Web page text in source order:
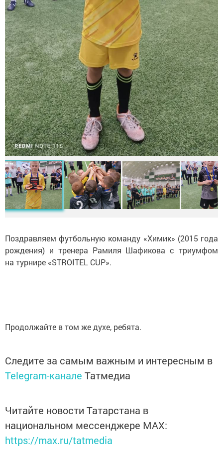
Поздравляем футбольную команду «Химик» (2015 года
рождения) и тренера Рамиля Шафикова с триумфом
на турнире «STROITEL CUP».
Продолжайте в том же духе, ребята.
Следите за самым важным и интересным в
Telegram-канале Татмедиа
Читайте новости Татарстана в
национальном мессенджере MАХ:
https://max.ru/tatmedia